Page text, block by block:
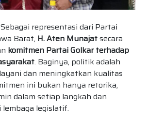
Sebagai representasi dari Partai
Barat, H. Aten Munajatsecara
komitmen Partai Golkar terhadap
. Baginya, politik adalah
dan meningkatkan kualitas
ini bukan hanya retorika,
dalam setiap langkah dan
legislatif.